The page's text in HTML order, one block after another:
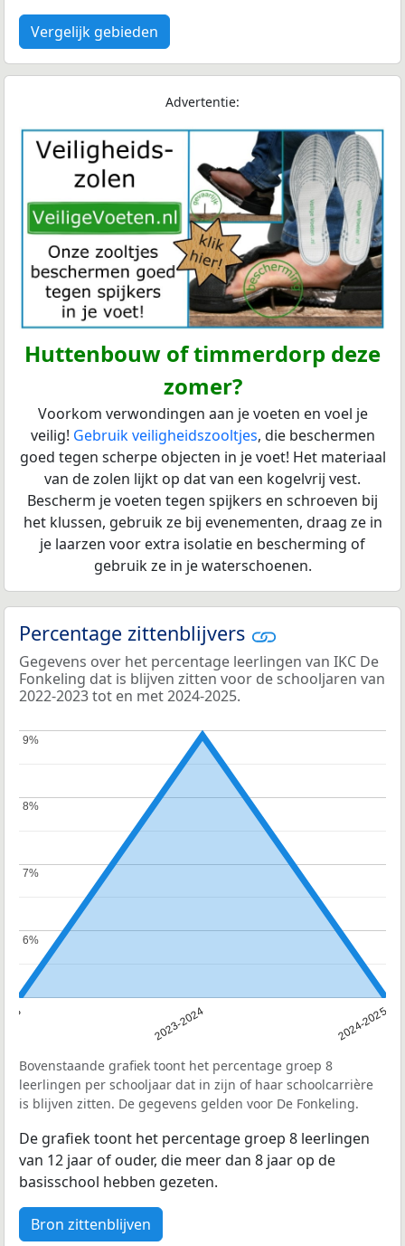
Vergelijk gebieden
Advertentie:
Huttenbouw of timmerdorp deze
zomer?
Voorkom verwondingen aan je voeten en voel je
veilig! Gebruik veiligheidszooltjes, die beschermen
goed tegen scherpe objecten in je voet! Het materiaal
van de zolen lijkt op dat van een kogelvrij vest.
Bescherm je voeten tegen spijkers en schroeven bij
het klussen, gebruik ze bij evenementen, draag ze in
je laarzen voor extra isolatie en bescherming of
gebruik ze in je waterschoenen.
Percentage zittenblijvers
Gegevens over het percentage leerlingen van IKC De
Fonkeling dat is blijven zitten voor de schooljaren van
2022-2023 tot en met 2024-2025.
2023-2024 2024-2025
6%
6%
7%
7%
8%
8%
9%
9%
Bovenstaande grafiek toont het percentage groep 8
leerlingen per schooljaar dat in zijn of haar schoolcarrière
is blijven zitten. De gegevens gelden voor De Fonkeling.
De grafiek toont het percentage groep 8 leerlingen
van 12 jaar of ouder, die meer dan 8 jaar op de
basisschool hebben gezeten.
Bron zittenblijven